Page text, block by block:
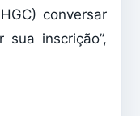
conversar
inscrição”,